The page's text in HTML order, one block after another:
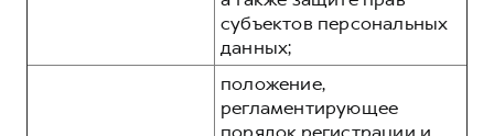
субъектов персональных
данных;
положение,
регламентирующее